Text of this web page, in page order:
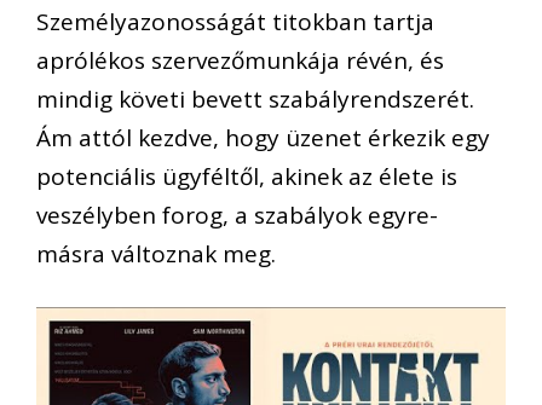
Személyazonosságát titokban tartja
aprólékos szervezőmunkája révén, és
mindig követi bevett szabályrendszerét.
Ám attól kezdve, hogy üzenet érkezik egy
potenciális ügyféltől, akinek az élete is
veszélyben forog, a szabályok egyre-
másra változnak meg.